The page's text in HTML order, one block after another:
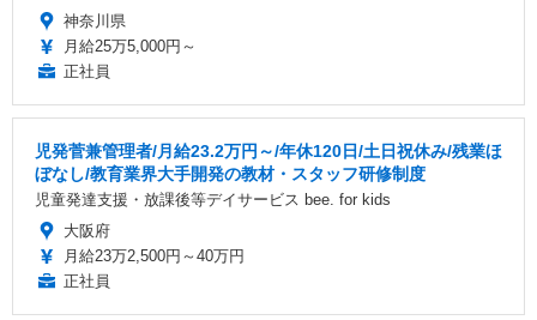
神奈川県
月給25万5,000円～
正社員
児発菅兼管理者/月給23.2万円～/年休120日/土日祝休み/残業ほ
ぼなし/教育業界大手開発の教材・スタッフ研修制度
児童発達支援・放課後等デイサービス bee. for kids
大阪府
月給23万2,500円～40万円
正社員